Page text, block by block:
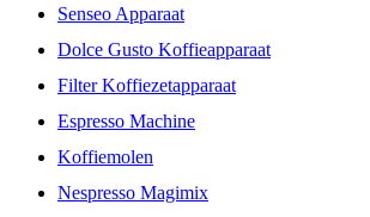
Senseo Apparaat
Dolce Gusto Koffieapparaat
Filter Koffiezetapparaat
Espresso Machine
Koffiemolen
Nespresso Magimix